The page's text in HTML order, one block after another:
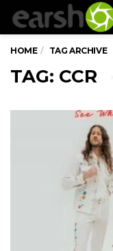
HOME TAG ARCHIVE
TAG: CCR